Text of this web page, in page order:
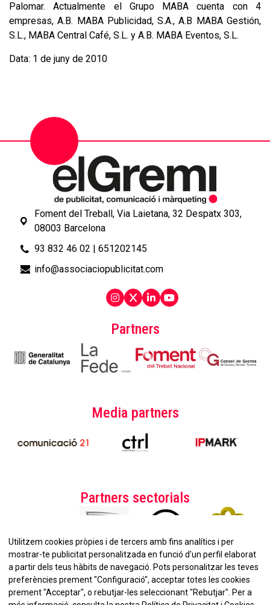
Palomar. Actualmente el Grupo MABA cuenta con 4
empresas, A.B. MABA Publicidad, S.A., A.B MABA Gestión,
S.L., MABA Central Café, S.L. y A.B. MABA Eventos, S.L.
Data: 1 de juny de 2010
Partners
Media partners
Partners sectorials
Foment del Treball, Via Laietana, 32 Despatx 303,
08003 Barcelona
93 832 46 02 | 651202145
info@associaciopublicitat.com
Utilitzem cookies pròpies i de tercers amb fins analítics i per
mostrar-te publicitat personalitzada en funció d'un perfil elaborat
a partir dels teus hàbits de navegació. Pots personalitzar les teves
preferències prement "Configuració", acceptar totes les cookies
prement "Acceptar", o rebutjar-les seleccionant "Rebutjar". Per a